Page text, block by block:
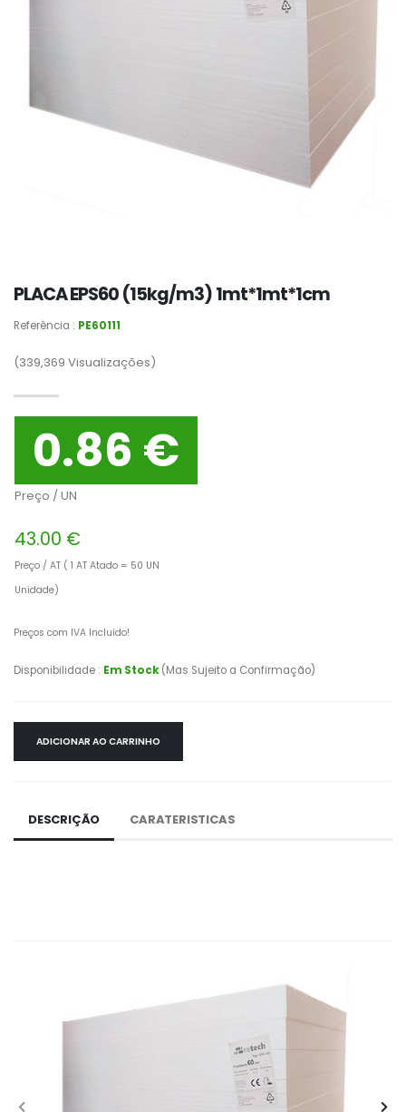
PLACA EPS60 (15kg/m3) 1mt*1mt*1cm
Referência : PE60111
(339,369 Visualizações)
0.86 €
Preço / UN
43.00 €
Preço / AT ( 1 AT Atado = 50 UN
Unidade)
Preços com IVA Incluído!
Disponibilidade : Em Stock(Mas Sujeito a Confirmação)
ADICIONAR AO CARRINHO
DESCRIÇÃO CARATERISTICAS